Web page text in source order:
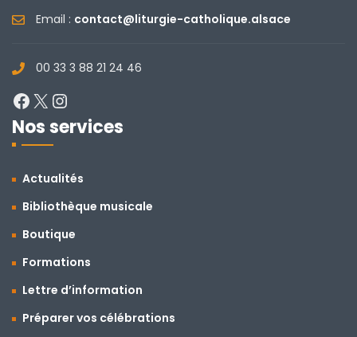
Email : contact@liturgie-catholique.alsace
00 33 3 88 21 24 46
Facebook
X
Nos services
Actualités
Bibliothèque musicale
Boutique
Formations
Lettre d’information
Préparer vos célébrations